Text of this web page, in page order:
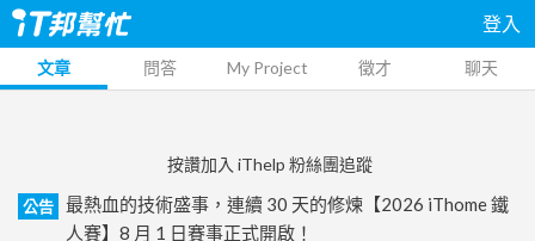
登入
文章 問答 My Project 徵才 聊天
按讚加入 iThelp 粉絲團追蹤
公告
最熱血的技術盛事，連續 30 天的修煉【2026 iThome 鐵
人賽】8 月 1 日賽事正式開啟！